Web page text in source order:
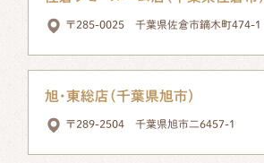
〒285-0025 千葉県佐倉市鏑木町474-1
旭・東総店（千葉県旭市）
〒289-2504 千葉県旭市二6457-1